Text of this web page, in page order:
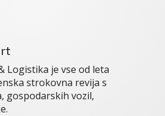
Logistika je vse od leta
strokovna revija s
gospodarskih vozil,